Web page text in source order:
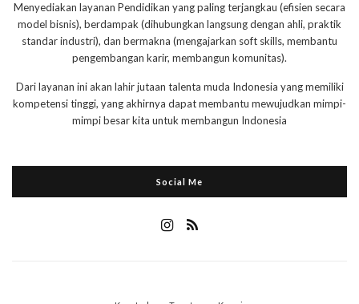
Menyediakan layanan Pendidikan yang paling terjangkau (efisien secara
model bisnis), berdampak (dihubungkan langsung dengan ahli, praktik
standar industri), dan bermakna (mengajarkan soft skills, membantu
pengembangan karir, membangun komunitas).
Dari layanan ini akan lahir jutaan talenta muda Indonesia yang memiliki
kompetensi tinggi, yang akhirnya dapat membantu mewujudkan mimpi-
mimpi besar kita untuk membangun Indonesia
Social Me